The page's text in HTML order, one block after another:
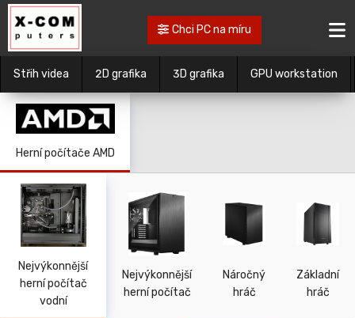
Chci PC na míru
Střih videa 2D grafika 3D grafika GPU workstation
Herní počítače AMD
Nejvýkonnější
herní počítač
vodní
Nejvýkonnější
herní počítač
Náročný
hráč
Základní
hráč